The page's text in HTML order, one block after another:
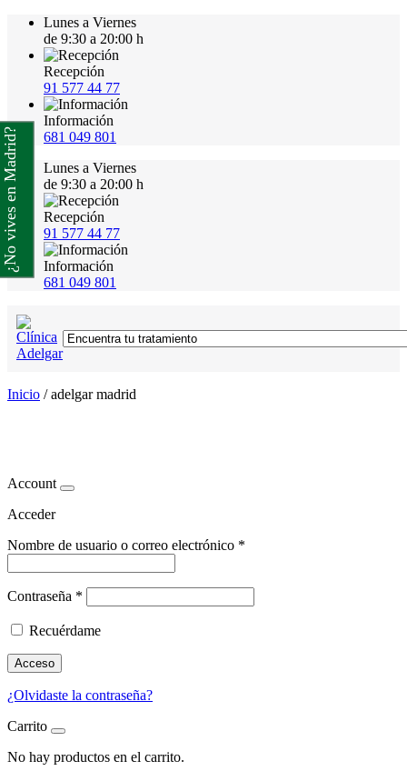
Lunes a Viernes
de 9:30 a 20:00 h
Recepción
91 577 44 77
Información
681 049 801
Lunes a Viernes
de 9:30 a 20:00 h
Recepción
91 577 44 77
Información
681 049 801
Inicio /adelgar madrid
Account
Acceder
Nombre de usuario o correo electrónico *
Contraseña *
Recuérdame
Acceso
¿Olvidaste la contraseña?
Carrito
No hay productos en el carrito.
¿No vives en Madrid?